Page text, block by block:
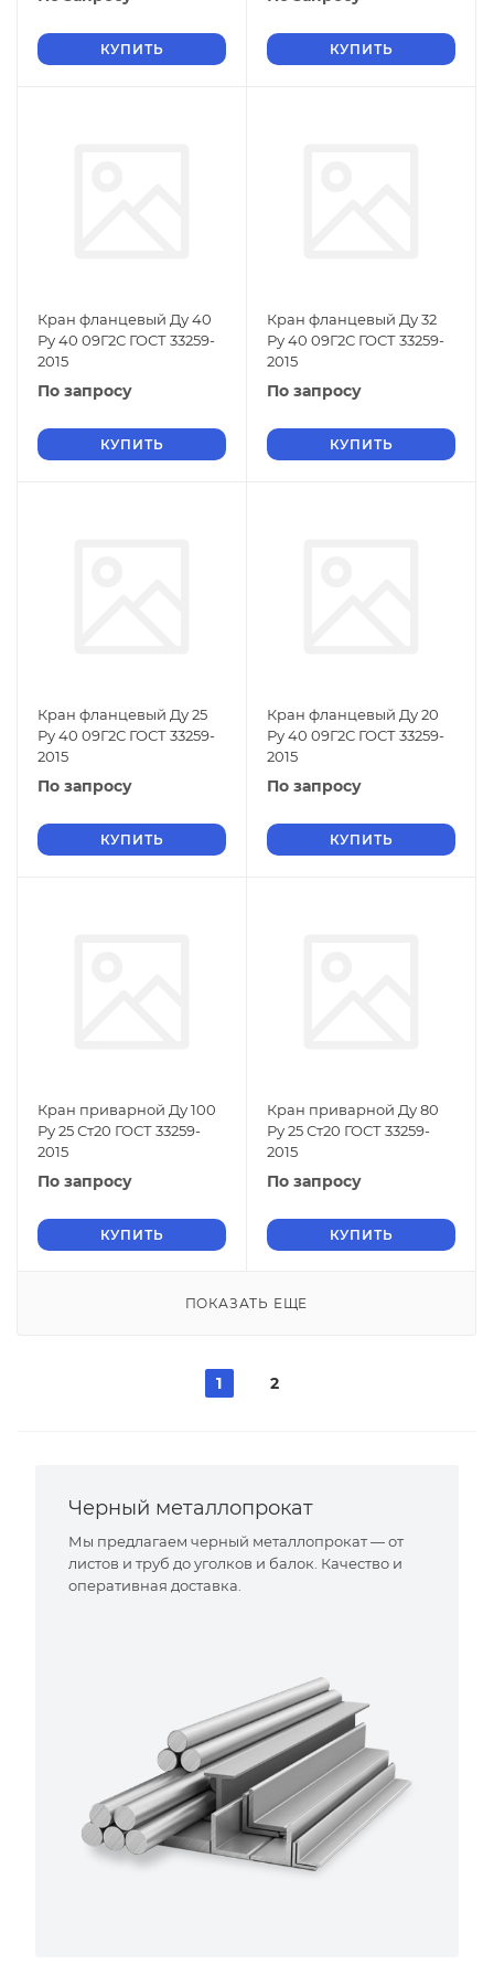
КУПИТЬ КУПИТЬ
Кран фланцевый Ду 40
Ру 40 09Г2С ГОСТ 33259-
2015
По запросу
КУПИТЬ
Кран фланцевый Ду 32
Ру 40 09Г2С ГОСТ 33259-
2015
По запросу
КУПИТЬ
Кран фланцевый Ду 25
Ру 40 09Г2С ГОСТ 33259-
2015
По запросу
КУПИТЬ
Кран фланцевый Ду 20
Ру 40 09Г2С ГОСТ 33259-
2015
По запросу
КУПИТЬ
Кран приварной Ду 100
Ру 25 Ст20 ГОСТ 33259-
2015
По запросу
КУПИТЬ
Кран приварной Ду 80
Ру 25 Ст20 ГОСТ 33259-
2015
По запросу
КУПИТЬ
ПОКАЗАТЬ ЕЩЕ
1 2
Черный металлопрокат
Мы предлагаем черный металлопрокат — от
листов и труб до уголков и балок. Качество и
оперативная доставка.